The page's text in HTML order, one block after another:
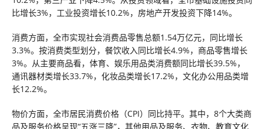
比增长3%，工业投资增长10.2%，房地产开发投资下降14%。
消费方面，全市实现社会消费品零售总额1.54万亿元，同比增长
3.3%。按消费类型划分，餐饮收入同比增长4.9%，商品零售增长
3%。从主要商品看，体育、娱乐用品类消费额同比增长39.5%，
通讯器材类增长33.7%，化妆品类增长17.2%，文化办公用品类增
长12.2%。
物价方面，全市居民消费价格（CPI）同比持平。其中，8个大类商
品及服务价格呈现“五涨三降”，其他用品及服务、衣物、教育文化